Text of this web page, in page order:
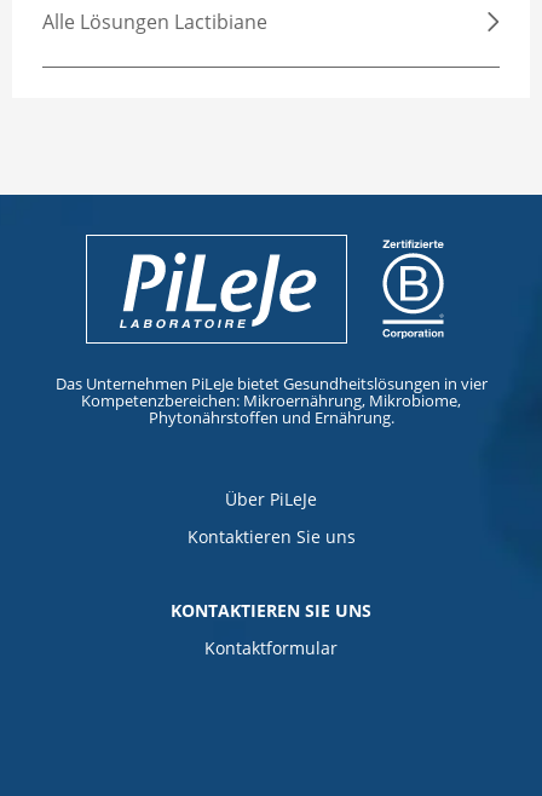
Alle Lösungen Lactibiane
Das Unternehmen PiLeJe bietet Gesundheitslösungen in vier
Kompetenzbereichen: Mikroernährung, Mikrobiome,
Phytonährstoffen und Ernährung.
Über PiLeJe
Kontaktieren Sie uns
KONTAKTIEREN SIE UNS
Kontaktformular